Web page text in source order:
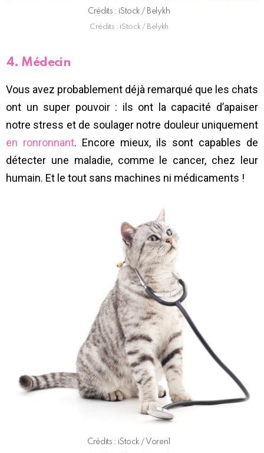
Crédits : iStock / Belykh
Crédits : iStock / Belykh
4. Médecin
Vous avez probablement déjà remarqué que les chats
ont un super pouvoir : ils ont la capacité d’apaiser
notre stress et de soulager notre douleur uniquement
en ronronnant. Encore mieux, ils sont capables de
détecter une maladie, comme le cancer, chez leur
humain. Et le tout sans machines ni médicaments !
Crédits : iStock / Voren1